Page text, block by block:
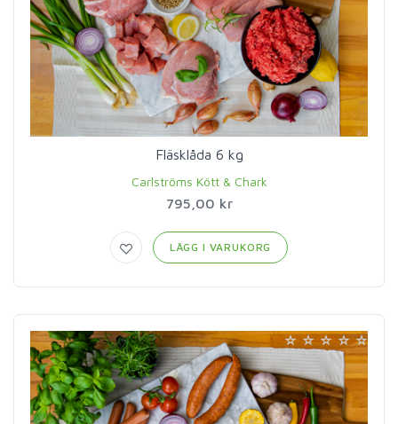
Fläsklåda 6 kg
Carlströms Kött & Chark
795,00 kr
LÄGG I VARUKORG